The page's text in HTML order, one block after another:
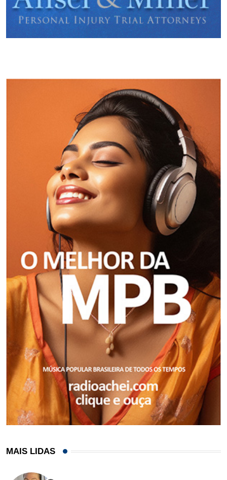
MAIS LIDAS